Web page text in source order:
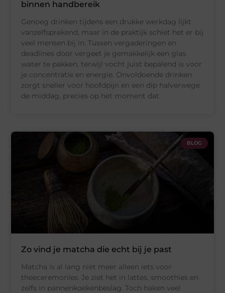
binnen handbereik
Genoeg drinken tijdens een drukke werkdag lijkt
vanzelfsprekend, maar in de praktijk schiet het er bij
veel mensen bij in. Tussen vergaderingen en
deadlines door vergeet je gemakkelijk een glas
water te pakken, terwijl vocht juist bepalend is voor
je concentratie en energie. Onvoldoende drinken
zorgt sneller voor hoofdpijn en een dip halverwege
de middag, precies op het moment dat
BLOG
Zo vind je matcha die echt bij je past
Matcha is al lang niet meer alleen iets voor
theeceremonies. Je ziet het in lattes, smoothies en
zelfs in pannenkoekenbeslag. Toch haken veel